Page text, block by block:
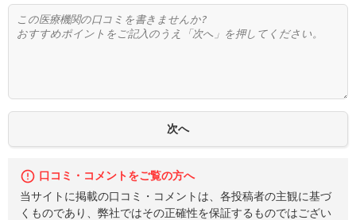
口コミ・コメントをご覧の方へ
当サイトに掲載の口コミ・コメントは、各投稿者の主観に基づ
くものであり、弊社ではその正確性を保証するものではござい